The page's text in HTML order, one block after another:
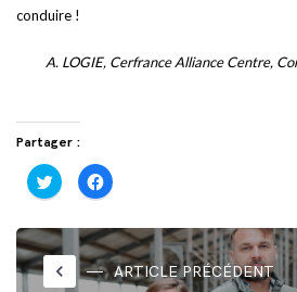
conduire !
A. LOGIE, Cerfrance Alliance Centre,
Partager :
Cliquez
pour
partager
Twitter(ouvre
dans
une
nouvelle
fenêtre)
Cliquez
pour
partager
Facebook(ouvre
dans
une
nouvelle
fenêtre)
keyboard_arrow_left ARTICLE PRÉCÉDENT